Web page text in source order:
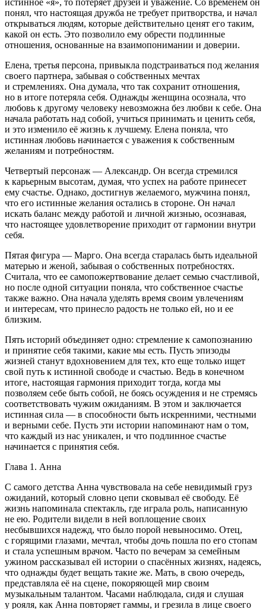
понял, что настоящая дружба не требует притворства, и начал
открываться людям, которые действительно ценят его таким,
какой он есть. Это позволило ему обрести подлинные
отношения, основанные на взаимопонимании и доверии.
Елена, третья персона, привыкла подстраиваться под желания
своего партнера, забывая о собственных мечтах
и стремлениях. Она думала, что так сохранит отношения,
но в итоге потеряла себя. Однажды женщина осознала, что
любовь к другому человеку невозможна без любви к себе. Она
начала работать над собой, учиться принимать и ценить себя,
и это изменило её жизнь к лучшему. Елена поняла, что
истинная любовь начинается с уважения к собственным
желаниям и потребностям.
Четвертый персонаж — Александр. Он всегда стремился
к карьерным высотам, думая, что успех на работе принесет
ему счастье. Однако, достигнув желаемого, мужчина понял,
что его истинные желания остались в стороне. Он начал
искать баланс между работой и личной жизнью, осознавая,
что настоящее удовлетворение приходит от гармонии внутри
себя.
Пятая фигура — Марго. Она всегда старалась быть идеальной
матерью и женой, забывая о собственных потребностях.
Считала, что ее самопожертвование делает семью счастливой,
но после одной ситуации поняла, что собственное счастье
также важно. Она начала уделять время своим увлечениям
и интересам, что принесло радость не только ей, но и ее
близким.
Пять историй объединяет одно: стремление к самопознанию
и принятие себя такими, какие мы есть. Пусть эпизоды
жизней станут вдохновением для тех, кто еще только ищет
свой путь к истинной свободе и счастью. Ведь в конечном
итоге, настоящая гармония приходит тогда, когда мы
позволяем себе быть собой, не боясь осуждения и не стремясь
соответствовать чужим ожиданиям. В этом и заключается
истинная сила — в способности быть искренними, честными
и верными себе. Пусть эти истории напоминают нам о том,
что каждый из нас уникален, и что подлинное счастье
начинается с принятия себя.
Глава 1. Анна
С самого детства Анна чувствовала на себе невидимый груз
ожиданий, который словно цепи сковывал её свободу. Её
жизнь напоминала спектакль, где играла роль, написанную
не ею. Родители видели в ней воплощение своих
несбывшихся надежд, что было порой невыносимо. Отец,
с горящими глазами, мечтал, чтобы дочь пошла по его стопам
и стала успешным врачом. Часто по вечерам за семейным
ужином рассказывал ей истории о спасённых жизнях, надеясь,
что однажды будет вещать такие же. Мать, в свою очередь,
представляла её на сцене, покоряющей мир своим
музыкальным талантом. Часами наблюдала, сидя и слушая
у рояля, как Анна повторяет гаммы, и грезила в лице своего